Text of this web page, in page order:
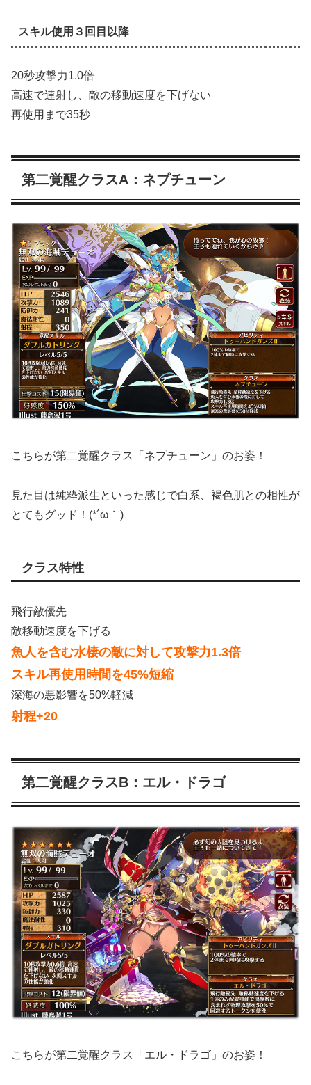
スキル使用３回目以降
20秒攻撃力1.0倍
高速で連射し、敵の移動速度を下げない
再使用まで35秒
第二覚醒クラスA：ネプチューン
こちらが第二覚醒クラス「ネプチューン」のお姿！
見た目は純粋派生といった感じで白系、褐色肌との相性が
とてもグッド！(*´ω｀)
クラス特性
飛行敵優先
敵移動速度を下げる
魚人を含む水棲の敵に対して攻撃力1.3倍
スキル再使用時間を45%短縮
深海の悪影響を50%軽減
射程+20
第二覚醒クラスB：エル・ドラゴ
こちらが第二覚醒クラス「エル・ドラゴ」のお姿！